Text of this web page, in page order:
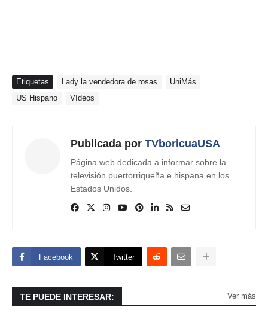
Etiquetas Lady la vendedora de rosas
UniMás
US Hispano
Vídeos
Publicada por TVboricuaUSA
Página web dedicada a informar sobre la
televisión puertorriqueña e hispana en los
Estados Unidos.
Facebook Twitter
TE PUEDE INTERESAR: Ver más